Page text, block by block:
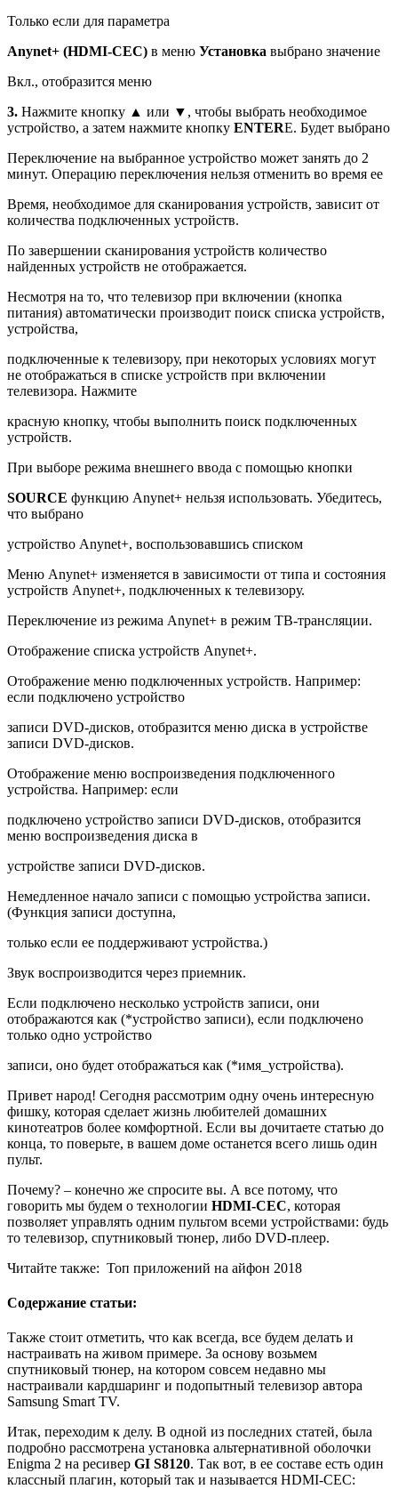
Только если для параметра
Anynet+ (HDMI-CEC) в меню Установка выбрано значение
Вкл., отобразится меню
3. Нажмите кнопку ▲ или ▼, чтобы выбрать необходимое
устройство, а затем нажмите кнопку ENTERE. Будет выбрано
Переключение на выбранное устройство может занять до 2
минут. Операцию переключения нельзя отменить во время ее
Время, необходимое для сканирования устройств, зависит от
количества подключенных устройств.
По завершении сканирования устройств количество
найденных устройств не отображается.
Несмотря на то, что телевизор при включении (кнопка
питания) автоматически производит поиск списка устройств,
устройства,
подключенные к телевизору, при некоторых условиях могут
не отображаться в списке устройств при включении
телевизора. Нажмите
красную кнопку, чтобы выполнить поиск подключенных
устройств.
При выборе режима внешнего ввода с помощью кнопки
SOURCE функцию Anynet+ нельзя использовать. Убедитесь,
что выбрано
устройство Anynet+, воспользовавшись списком
Меню Anynet+ изменяется в зависимости от типа и состояния
устройств Anynet+, подключенных к телевизору.
Переключение из режима Anynet+ в режим ТВ-трансляции.
Отображение списка устройств Anynet+.
Отображение меню подключенных устройств. Например:
если подключено устройство
записи DVD-дисков, отобразится меню диска в устройстве
записи DVD-дисков.
Отображение меню воспроизведения подключенного
устройства. Например: если
подключено устройство записи DVD-дисков, отобразится
меню воспроизведения диска в
устройстве записи DVD-дисков.
Немедленное начало записи с помощью устройства записи.
(Функция записи доступна,
только если ее поддерживают устройства.)
Звук воспроизводится через приемник.
Если подключено несколько устройств записи, они
отображаются как (*устройство записи), если подключено
только одно устройство
записи, оно будет отображаться как (*имя_устройства).
Привет народ! Сегодня рассмотрим одну очень интересную
фишку, которая сделает жизнь любителей домашних
кинотеатров более комфортной. Если вы дочитаете статью до
конца, то поверьте, в вашем доме останется всего лишь один
пульт.
Почему? – конечно же спросите вы. А все потому, что
говорить мы будем о технологии HDMI-CEC, которая
позволяет управлять одним пультом всеми устройствами: будь
то телевизор, спутниковый тюнер, либо DVD-плеер.
Читайте также: Топ приложений на айфон 2018
Содержание статьи:
Также стоит отметить, что как всегда, все будем делать и
настраивать на живом примере. За основу возьмем
спутниковый тюнер, на котором совсем недавно мы
настраивали кардшаринг и подопытный телевизор автора
Samsung Smart TV.
Итак, переходим к делу. В одной из последних статей, была
подробно рассмотрена установка альтернативной оболочки
Enigma 2 на ресивер GI S8120. Так вот, в ее составе есть один
классный плагин, который так и называется HDMI-CEC: